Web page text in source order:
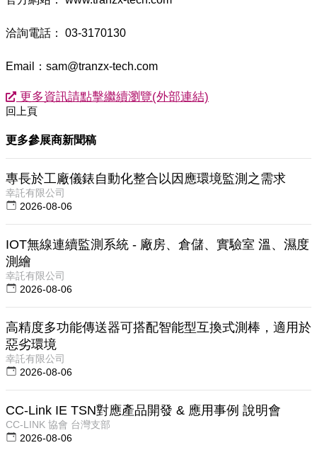
洽詢電話： 03-3170130
Email：sam@tranzx-tech.com
更多資訊請點擊繼續瀏覽(外部連結)
回上頁
更多參展商新聞稿
專長於工廠儀錶自動化整合以因應環境監測之需求
幸託有限公司
2026-08-06
IOT無線連續監測系統 - 廠房、倉儲、實驗室 溫、濕度
測繪
幸託有限公司
2026-08-06
高精度多功能傳送器可搭配智能型互換式測棒，適用於
惡劣環境
幸託有限公司
2026-08-06
CC-Link IE TSN對應產品開發 & 應用事例 說明會
CC-LINK 協會 台灣支部
2026-08-06